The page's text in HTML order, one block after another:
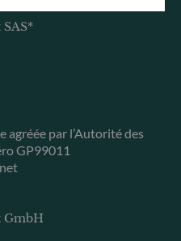
agréée par l’Autorité des
GP99011
GmbH